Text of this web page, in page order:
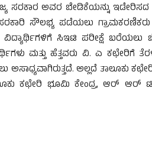
ಸರಕಾರ ಅವರ ಬೇಡಿಕೆಯನ್ನು ಇಡೇರಿಸದ
ಸೌಲಭ್ಯ ಪಡೆಯಲು
ಸಿಇಟಿ ಪರೀಕ್ಷೆ ಬರೆಯಲು
ಮತ್ತು ಹೆತ್ತವರು ವಿ. ಎ ಕಛೇರಿಗೆ ತೆರಳಿ
ಅಲ್ಲದೆ ತಾಲೂಕು
ಕಛೇರಿ ಭೂಮಿ ಕೇಂದ್ರ, ಆರ್